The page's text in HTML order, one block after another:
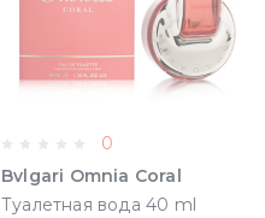
0
Bvlgari Omnia Coral
Туалетная вода 40 ml